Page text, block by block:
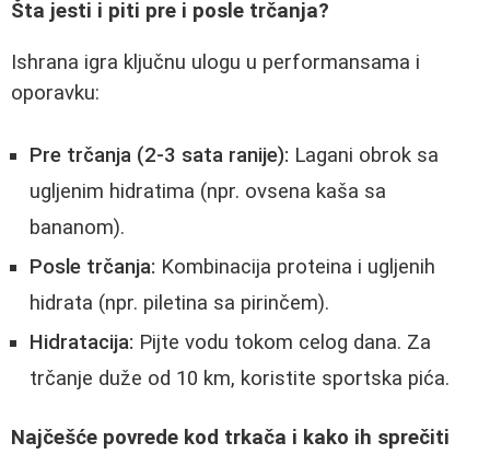
Šta jesti i piti pre i posle trčanja?
Ishrana igra ključnu ulogu u performansama i
oporavku:
Pre trčanja (2-3 sata ranije): Lagani obrok sa
ugljenim hidratima (npr. ovsena kaša sa
bananom).
Posle trčanja: Kombinacija proteina i ugljenih
hidrata (npr. piletina sa pirinčem).
Hidratacija: Pijte vodu tokom celog dana. Za
trčanje duže od 10 km, koristite sportska pića.
Najčešće povrede kod trkača i kako ih sprečiti